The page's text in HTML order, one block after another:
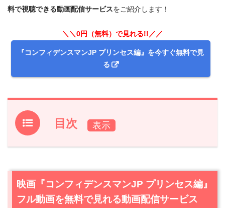
料で視聴できる動画配信サービスをご紹介します！
＼＼0円（無料）で見れる!!／／
『コンフィデンスマンJP プリンセス編』を今すぐ無料で見
る
目次
1.映画『コンフィデンスマンJP プリンセス編』フル動画を
聴はU-NEXTが一番おすすめ
映画『コンフィデンスマンJP プリンセス編』
フル動画を無料で見れる動画配信サービス